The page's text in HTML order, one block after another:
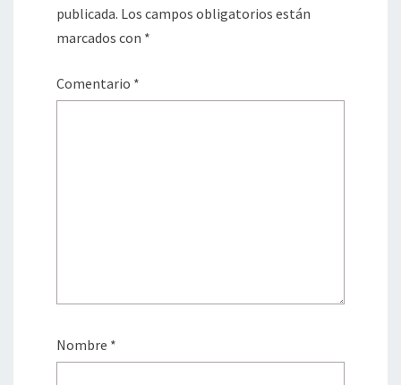
publicada. Los campos obligatorios están
marcados con *
Comentario *
Nombre *